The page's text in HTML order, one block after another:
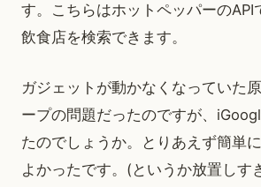
す。こちらはホットペッパーのAPI
飲食店を検索できます。
ガジェットが動かなくなっていた
ープの問題だったのですが、
たのでしょうか。とりあえず簡単
よかったです。(というか放置しす